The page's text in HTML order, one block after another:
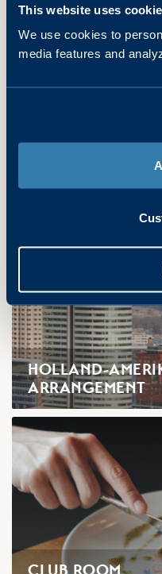
This website uses
We use cookies to
media features and
HOLLAND-
ARRANGEMENT